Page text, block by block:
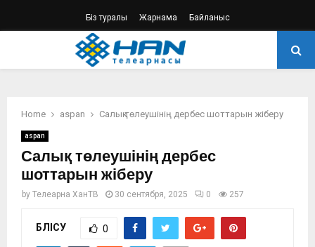
Біз туралы Жарнама Байланыс
PRIMARY
Home aspan Салық төлеушінің дербес шоттарын жіберу
aspan
Салық төлеушінің дербес
шоттарын жіберу
by Телеарна ХанТВ 30 сентября, 2025 0 257
БӨЛІСУ 0